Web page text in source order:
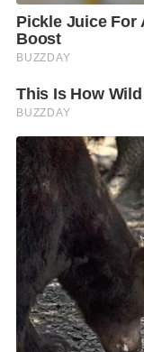
นอกจากนี้ กลุ่มอา
ใน 3 จังหวัดชายแ
ป่วยในพื้นที่อื่นๆ ส่
แน่น ปัจจุบันกระท
สำนักงานหลักปร
หน่วยงานสาธารณ
ควบคุมโรคหัดอย่
ทำให้สถานการณ์
ที่ควบคุมได้ และ
กองโรคป้องกันด้
ในประเทศและต่า